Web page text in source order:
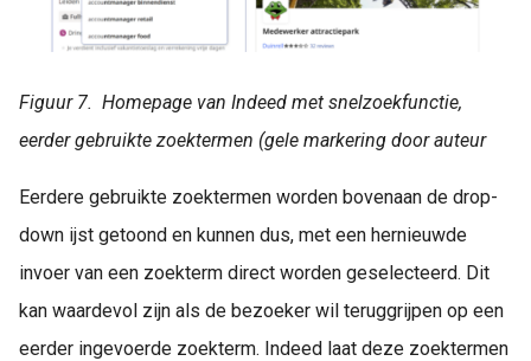
Figuur 7. Homepage van Indeed met snelzoekfunctie,
eerder gebruikte zoektermen (gele markering door auteur
Eerdere gebruikte zoektermen worden bovenaan de drop-
down ijst getoond en kunnen dus, met een hernieuwde
invoer van een zoekterm direct worden geselecteerd. Dit
kan waardevol zijn als de bezoeker wil teruggrijpen op een
eerder ingevoerde zoekterm. Indeed laat deze zoektermen